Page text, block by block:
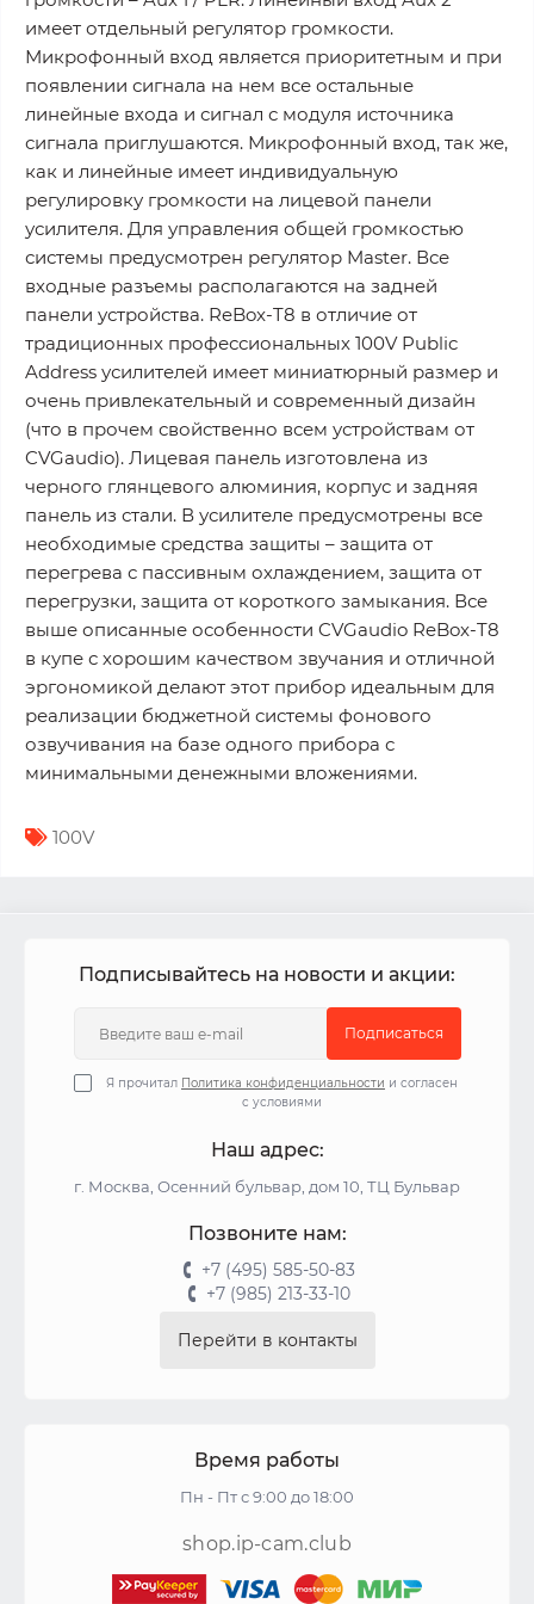
имеет отдельный регулятор громкости.
Микрофонный вход является приоритетным и при
появлении сигнала на нем все остальные
линейные входа и сигнал с модуля источника
сигнала приглушаются. Микрофонный вход, так же,
как и линейные имеет индивидуальную
регулировку громкости на лицевой панели
усилителя. Для управления общей громкостью
системы предусмотрен регулятор Master. Все
входные разъемы располагаются на задней
панели устройства. ReBox-T8 в отличие от
традиционных профессиональных 100V Public
Address усилителей имеет миниатюрный размер и
очень привлекательный и современный дизайн
(что в прочем свойственно всем устройствам от
CVGaudio). Лицевая панель изготовлена из
черного глянцевого алюминия, корпус и задняя
панель из стали. В усилителе предусмотрены все
необходимые средства защиты – защита от
перегрева с пассивным охлаждением, защита от
перегрузки, защита от короткого замыкания. Все
выше описанные особенности CVGaudio ReBox-T8
в купе с хорошим качеством звучания и отличной
эргономикой делают этот прибор идеальным для
реализации бюджетной системы фонового
озвучивания на базе одного прибора с
минимальными денежными вложениями.
100V
Подписывайтесь на новости и акции:
Подписаться
Я прочитал Политика конфиденциальности и согласен
с условиями
Наш адрес:
г. Москва, Осенний бульвар, дом 10, ТЦ Бульвар
Позвоните нам:
+7 (495) 585-50-83
+7 (985) 213-33-10
Перейти в контакты
Время работы
Пн - Пт с 9:00 до 18:00
shop.ip-cam.club